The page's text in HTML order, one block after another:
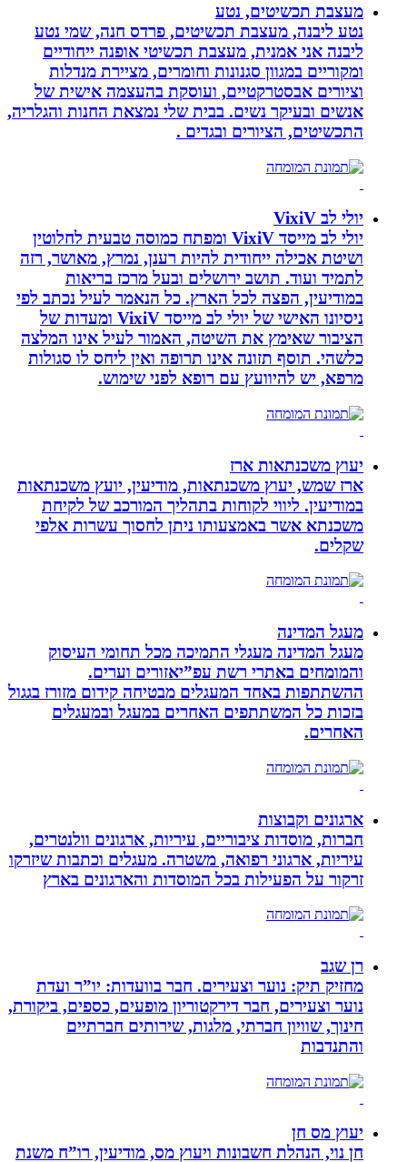
מעצבת תכשיטים, נטע
נטע ליבנה, מעצבת תכשיטים, פרדס חנה, שמי נטע
ליבנה אני אמנית, מעצבת תכשיטי אופנה ייחודיים
ומקוריים במגוון סגנונות וחומרים, מציירת מנדלות
וציורים אבסטרקטיים, ועוסקת בהעצמה אישית של
אנשים ובעיקר נשים. בבית שלי נמצאת החנות והגלריה,
התכשיטים, הציורים ובגדים .
יולי לב VixiV
יולי לב מייסד VixiV ומפתח כמוסה טבעית לחלוטין
ושיטת אכילה ייחודית להיות רענן, נמרץ, מאושר, רזה
לתמיד ועוד. תושב ירושלים ובעל מרכז בריאות
במודיעין, הפצה לכל הארץ. כל הנאמר לעיל נכתב לפי
ניסיונו האישי של יולי לב מייסד VixiV ומעדות של
הציבור שאימץ את השיטה, האמור לעיל אינו המלצה
כלשהי. תוסף תזונה אינו תרופה ואין ליחס לו סגולות
מרפא, יש להיוועץ עם רופא לפני שימוש.
יעוץ משכנתאות ארז
ארז שמש, יעוץ משכנתאות, מודיעין, יועץ משכנתאות
במודיעין. ליווי לקוחות בתהליך המורכב של לקיחת
משכנתא אשר באמצעותו ניתן לחסוך עשרות אלפי
שקלים.
מעגל המדינה
מעגל המדינה מעגלי התמיכה מכל תחומי העיסוק
והמומחים באתרי רשת עפ”יאזורים וערים.
ההשתתפות באחד המעגלים מבטיחה קידום מזורז בגגול
בזכות כל המשתתפים האחרים במעגל ובמעגלים
האחרים.
ארגונים וקבוצות
חברות, מוסדות ציבוריים, עיריות, ארגונים וולנטרים,
עיריות, ארגוני רפואה, משטרה. מעגלים וכתבות שיזרקו
זרקור על הפעילות בכל המוסדות והארגונים בארץ
רן שגב
מחזיק תיק: נוער וצעירים. חבר בוועדות: יו”ר ועדת
נוער וצעירים, חבר דירקטוריון מופעים, כספים, ביקורת,
חינוך, שוויון חברתי, מלגות, שירותים חברתיים
והתנדבות
יעוץ מס חן
חן נוי, הנהלת חשבונות ויעוץ מס, מודיעין, רו”ח משנת